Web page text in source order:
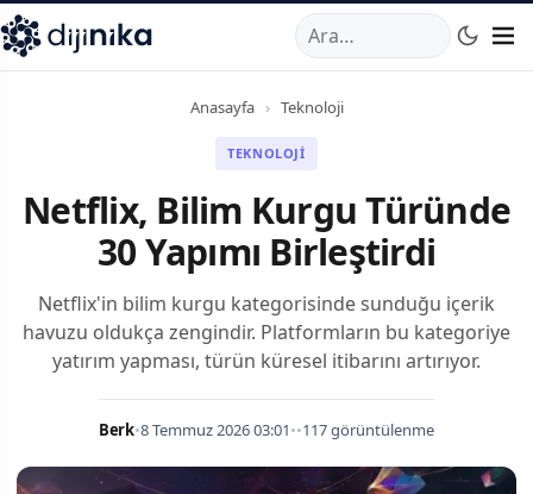
,Marmara Mahallesi,Beylikdüzü34520TRTelefon:0850
Anasayfa › Teknoloji
TEKNOLOJI
Netflix, Bilim Kurgu Türünde
30 Yapımı Birleştirdi
Netflix'in bilim kurgu kategorisinde sunduğu içerik
havuzu oldukça zengindir. Platformların bu kategoriye
yatırım yapması, türün küresel itibarını artırıyor.
Berk•8 Temmuz 2026 03:01••117 görüntülenme